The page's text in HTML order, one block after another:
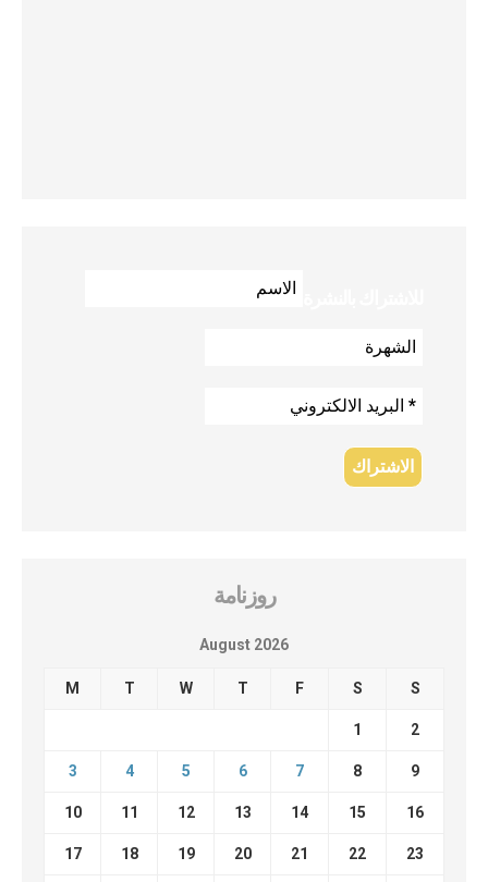
روزنامة
August 2026
M T W T F S S
1 2
3 4 5 6 7 8 9
10 11 12 13 14 15 16
17 18 19 20 21 22 23